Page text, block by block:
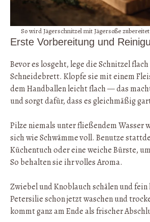
So wird Jägerschnitzel mit Jägersoße
Erste Vorbereitung und
Bevor es losgeht, lege die Schnitzel
Schneidebrett. Klopfe sie mit einem
dem Handballen leicht flach — das
und sorgt dafür, dass es gleichmäßig
Pilze niemals unter fließendem Wasser
sich wie Schwämme voll. Benutze
Küchentuch oder eine weiche Bürste,
So behalten sie ihr volles Aroma.
Zwiebel und Knoblauch schälen und fein
Petersilie schon jetzt waschen und
kommt ganz am Ende als frischer